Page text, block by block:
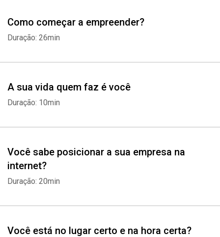
Como começar a empreender?
Duração: 26min
A sua vida quem faz é você
Duração: 10min
Você sabe posicionar a sua empresa na
internet?
Duração: 20min
Você está no lugar certo e na hora certa?